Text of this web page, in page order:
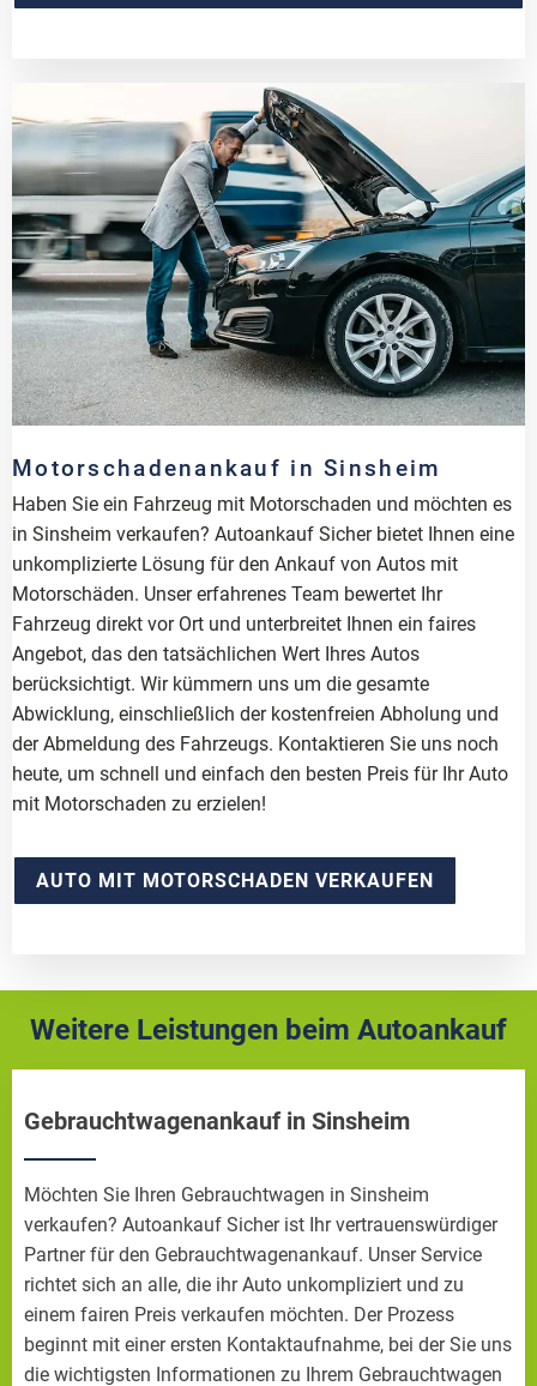
Motorschadenankauf in Sinsheim
Haben Sie ein Fahrzeug mit Motorschaden und möchten es
in Sinsheim verkaufen? Autoankauf Sicher bietet Ihnen eine
unkomplizierte Lösung für den Ankauf von Autos mit
Motorschäden. Unser erfahrenes Team bewertet Ihr
Fahrzeug direkt vor Ort und unterbreitet Ihnen ein faires
Angebot, das den tatsächlichen Wert Ihres Autos
berücksichtigt. Wir kümmern uns um die gesamte
Abwicklung, einschließlich der kostenfreien Abholung und
der Abmeldung des Fahrzeugs. Kontaktieren Sie uns noch
heute, um schnell und einfach den besten Preis für Ihr Auto
mit Motorschaden zu erzielen!
AUTO MIT MOTORSCHADEN VERKAUFEN
Weitere Leistungen beim Autoankauf
Gebrauchtwagenankauf in Sinsheim
Möchten Sie Ihren Gebrauchtwagen in Sinsheim
verkaufen? Autoankauf Sicher ist Ihr vertrauenswürdiger
Partner für den Gebrauchtwagenankauf. Unser Service
richtet sich an alle, die ihr Auto unkompliziert und zu
einem fairen Preis verkaufen möchten. Der Prozess
beginnt mit einer ersten Kontaktaufnahme, bei der Sie uns
die wichtigsten Informationen zu Ihrem Gebrauchtwagen